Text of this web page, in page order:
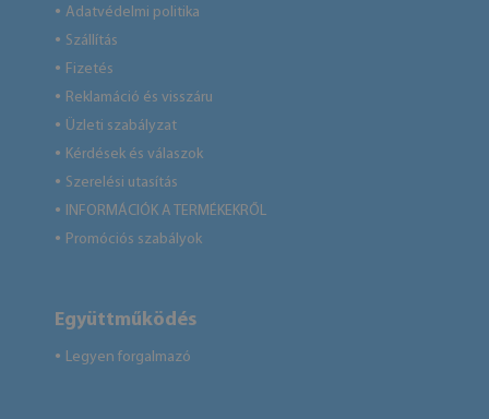
● Adatvédelmi politika
● Szállítás
● Fizetés
● Reklamáció és visszáru
● Üzleti szabályzat
● Kérdések és válaszok
● Szerelési utasítás
● INFORMÁCIÓK A TERMÉKEKRŐL
● Promóciós szabályok
Együttműködés
● Legyen forgalmazó